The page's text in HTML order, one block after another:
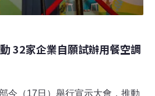
32家企業自願試辦用餐空調
今（17日）舉行宣示大會，推動